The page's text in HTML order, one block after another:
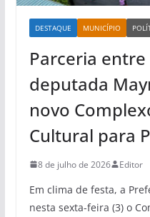
DESTAQUE MUNICÍPIO
Parceria
deputada
novo
Cultural para
8 de julho de 2026 Editor
Em clima de festa, a
nesta sexta-feira (3) o